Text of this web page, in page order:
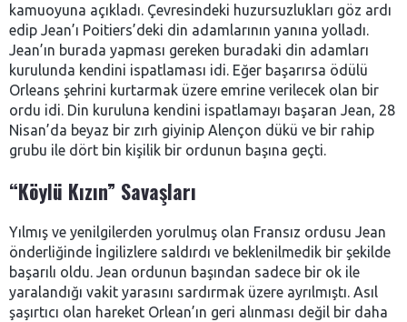
kamuoyuna açıkladı. Çevresindeki huzursuzlukları göz ardı
edip Jean’ı Poitiers’deki din adamlarının yanına yolladı.
Jean’ın burada yapması gereken buradaki din adamları
kurulunda kendini ispatlaması idi. Eğer başarırsa ödülü
Orleans şehrini kurtarmak üzere emrine verilecek olan bir
ordu idi. Din kuruluna kendini ispatlamayı başaran Jean, 28
Nisan’da beyaz bir zırh giyinip Alençon dükü ve bir rahip
grubu ile dört bin kişilik bir ordunun başına geçti.
“Köylü Kızın” Savaşları
Yılmış ve yenilgilerden yorulmuş olan Fransız ordusu Jean
önderliğinde İngilizlere saldırdı ve beklenilmedik bir şekilde
başarılı oldu. Jean ordunun başından sadece bir ok ile
yaralandığı vakit yarasını sardırmak üzere ayrılmıştı. Asıl
şaşırtıcı olan hareket Orlean’ın geri alınması değil bir daha